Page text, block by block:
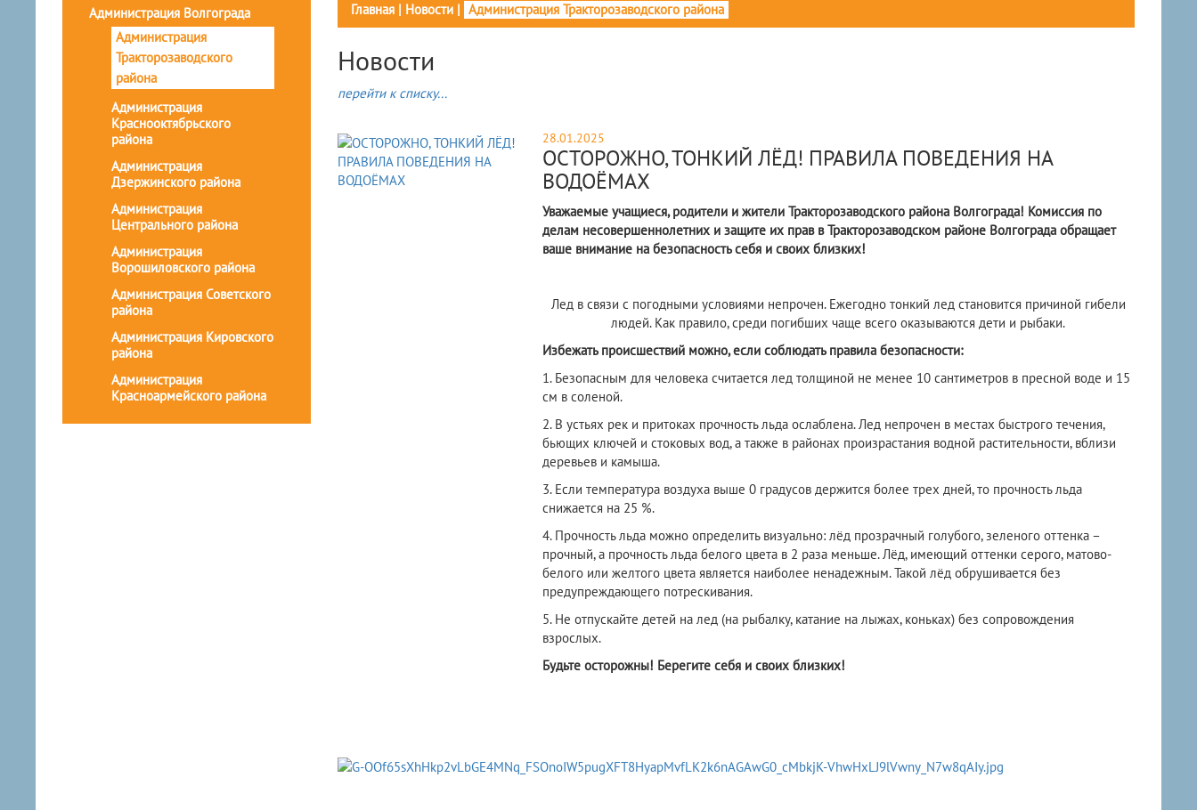
Администрация Волгограда
Администрация
Тракторозаводского
района
Администрация
Краснооктябрьского
района
Администрация
Дзержинского района
Администрация
Центрального района
Администрация
Ворошиловского района
Администрация Советского
района
Администрация Кировского
района
Администрация
Красноармейского района
Главная| Новости| Администрация Тракторозаводского района
Новости
перейти к списку...
28.01.2025
ОСТОРОЖНО, ТОНКИЙ ЛЁД! ПРАВИЛА ПОВЕДЕНИЯ НА
ВОДОЁМАХ
Уважаемые учащиеся, родители и жители Тракторозаводского района Волгограда! Комиссия по
делам несовершеннолетних и защите их прав в Тракторозаводском районе Волгограда обращает
ваше внимание на безопасность себя и своих близких!
Лед в связи с погодными условиями непрочен. Ежегодно тонкий лед становится причиной гибели
людей. Как правило, среди погибших чаще всего оказываются дети и рыбаки.
Избежать происшествий можно, если соблюдать правила безопасности:
1. Безопасным для человека считается лед толщиной не менее 10 сантиметров в пресной воде и 15
см в соленой.
2. В устьях рек и притоках прочность льда ослаблена. Лед непрочен в местах быстрого течения,
бьющих ключей и стоковых вод, а также в районах произрастания водной растительности, вблизи
деревьев и камыша.
3. Если температура воздуха выше 0 градусов держится более трех дней, то прочность льда
снижается на 25 %.
4. Прочность льда можно определить визуально: лёд прозрачный голубого, зеленого оттенка –
прочный, а прочность льда белого цвета в 2 раза меньше. Лёд, имеющий оттенки серого, матово-
белого или желтого цвета является наиболее ненадежным. Такой лёд обрушивается без
предупреждающего потрескивания.
5. Не отпускайте детей на лед (на рыбалку, катание на лыжах, коньках) без сопровождения
взрослых.
Будьте осторожны! Берегите себя и своих близких!